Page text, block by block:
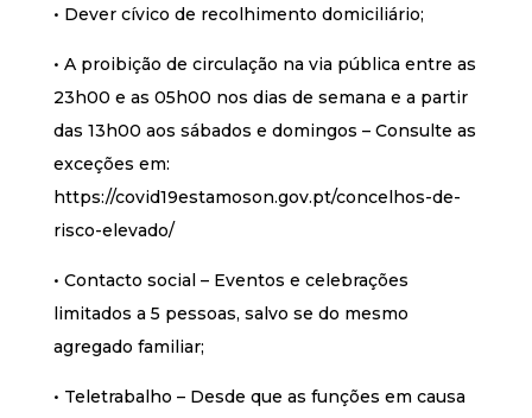
• Dever cívico de recolhimento domiciliário;
• A proibição de circulação na via pública entre as
23h00 e as 05h00 nos dias de semana e a partir
das 13h00 aos sábados e domingos – Consulte as
exceções em:
https://covid19estamoson.gov.pt/concelhos-de-
risco-elevado/
• Contacto social – Eventos e celebrações
limitados a 5 pessoas, salvo se do mesmo
agregado familiar;
• Teletrabalho – Desde que as funções em causa